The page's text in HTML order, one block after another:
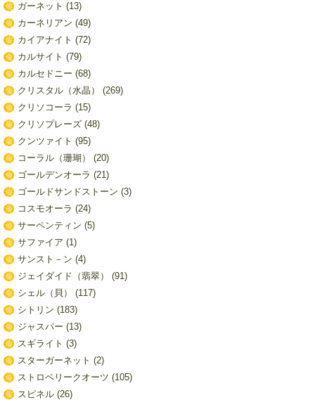
ガーネット (13)
カーネリアン (49)
カイアナイト (72)
カルサイト (79)
カルセドニー (68)
クリスタル（水晶）
(269)
クリソコーラ (15)
クリソプレーズ(48)
クンツァイト (95)
コーラル（珊瑚）
(20)
ゴールデンオーラ (21)
ゴールドサンドストーン (3)
コスモオーラ (24)
サーペンティン (5)
サファイア (1)
サンスト－ン (4)
ジェイダイド（翡翠）
(91)
シェル（貝）
(117)
シトリン (183)
ジャスパー (13)
スギライト (3)
スターガーネット (2)
ストロベリークオーツ (105)
スピネル(26)